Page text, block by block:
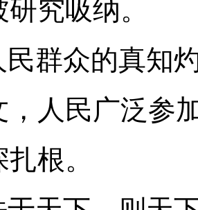
究吸纳。
民群众的真知
，人民广泛参
根。